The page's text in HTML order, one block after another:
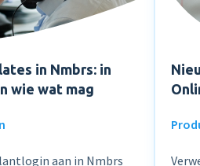
in Nmbrs: in
wie wat mag
aan in Nmbrs